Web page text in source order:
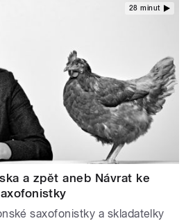
28 minut
a zpět aneb Návrat ke
saxofonistky a skladatelky